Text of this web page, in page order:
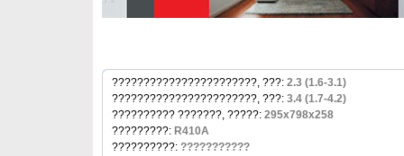
???????????????????????, ???: 2.3 (1.6-3.1)
???????????????????????, ???: 3.4 (1.7-4.2)
?????????? ???????, ?????: 295x798x258
?????????: R410A
??????????: ???????????